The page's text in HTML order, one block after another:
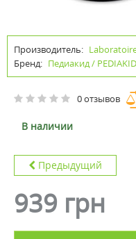
Производитель:
Бренд: Педиакид /
0 отзывов
В наличии
Предыдущий
939 грн